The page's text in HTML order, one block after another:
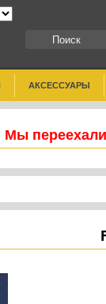
АКСЕССУАРЫ